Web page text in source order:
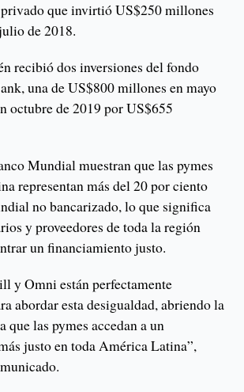
que invirtió US$250 millones
de 2018.
recibió dos inversiones del fondo
una de US$800 millones en mayo
octubre de 2019 por US$655
Mundial muestran que las pymes
representan más del 20 por ciento
no bancarizado, lo que significa
y proveedores de toda la región
un financiamiento justo.
y Omni están perfectamente
abordar esta desigualdad, abriendo la
que las pymes accedan a un
justo en toda América Latina”,